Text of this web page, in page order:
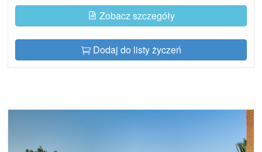
Zobacz szczegóły
Dodaj do listy życzeń